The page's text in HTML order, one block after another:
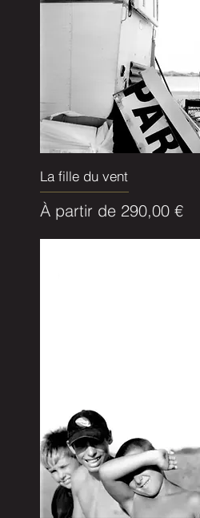
La fille du vent
À partir de 290,00 €
Prix promotionnel